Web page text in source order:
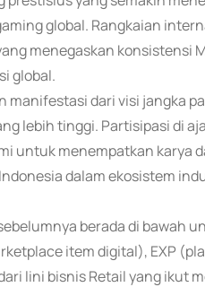
global. Rangkaian
menegaskan konsistensi
global.
manifestasi dari visi jangka
lebih tinggi. Partisipasi di
untuk menempatkan karya
dalam ekosistem
berada di bawah
item digital), EXP
lini bisnis Retail yang ikut